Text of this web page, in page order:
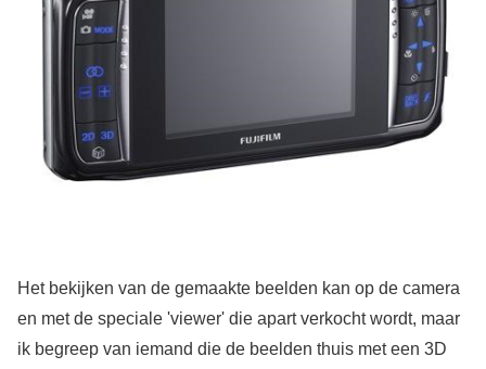
Het bekijken van de gemaakte beelden kan op de camera
en met de speciale 'viewer' die apart verkocht wordt, maar
ik begreep van iemand die de beelden thuis met een 3D